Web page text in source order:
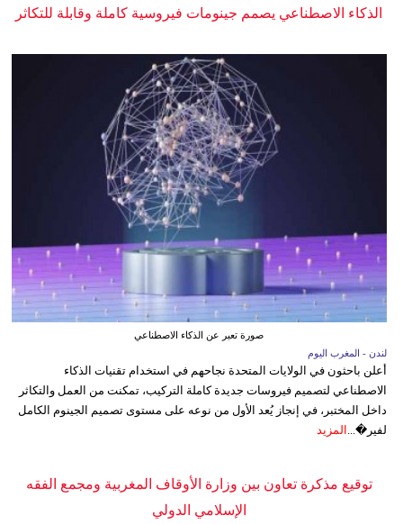
الذكاء الاصطناعي يصمم جينومات فيروسية كاملة وقابلة للتكاثر
صورة تعبر عن الذكاء الاصطناعي
لندن - المغرب اليوم
أعلن باحثون في الولايات المتحدة نجاحهم في استخدام تقنيات الذكاء
الاصطناعي لتصميم فيروسات جديدة كاملة التركيب، تمكنت من العمل والتكاثر
داخل المختبر، في إنجاز يُعد الأول من نوعه على مستوى تصميم الجينوم الكامل
لفير�...
المزيد
توقيع مذكرة تعاون بين وزارة الأوقاف المغربية ومجمع الفقه
الإسلامي الدولي